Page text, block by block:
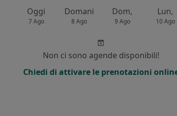
Oggi
7 Ago
Domani
8 Ago
Dom,
9 Ago
Lun,
10 Ago
Non ci sono agende disponibili!
Chiedi di attivare le prenotazioni